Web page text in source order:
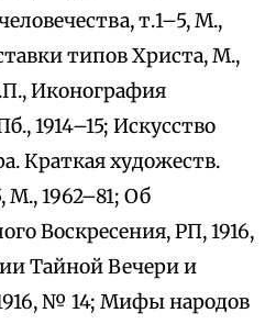
т.1–5, М.,
типов Христа, М.,
Иконография
1914–15; Искусство
Краткая художеств.
М., 1962–81; Об
Воскресения, РП, 1916,
Тайной Вечери и
№ 14; Мифы народов